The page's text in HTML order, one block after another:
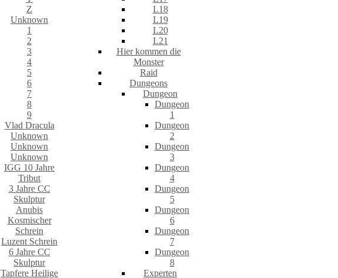
Z
Unknown
1
2
3
4
5
6
7
8
9
Vlad Dracula
Unknown
Unknown
Unknown
IGG 10 Jahre
Tribut
3 Jahre CC
Skulptur
Anubis
Kosmischer
Schrein
Luzent Schrein
6 Jahre CC
Skulptur
Tapfere Heilige
L18
L19
L20
L21
Hier kommen die
Monster
Raid
Dungeons
Dungeon
Dungeon
1
Dungeon
2
Dungeon
3
Dungeon
4
Dungeon
5
Dungeon
6
Dungeon
7
Dungeon
8
Experten